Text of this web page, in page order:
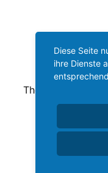
The
Diese Seite
ihre Dienste